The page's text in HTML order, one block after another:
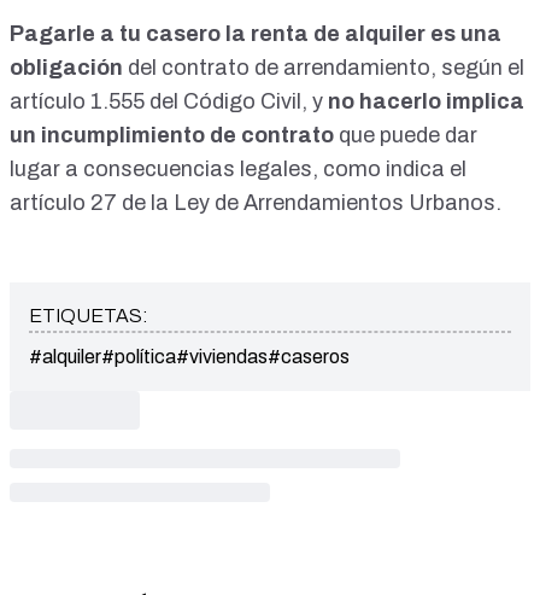
Pagarle a tu casero la renta de alquiler es una
obligación del contrato de arrendamiento, según el
artículo 1.555 del Código Civil, y no hacerlo implica
un incumplimiento de contrato que puede dar
lugar a consecuencias legales, como indica el
artículo 27 de la Ley de Arrendamientos Urbanos.
ETIQUETAS:
#alquiler#política#viviendas#caseros